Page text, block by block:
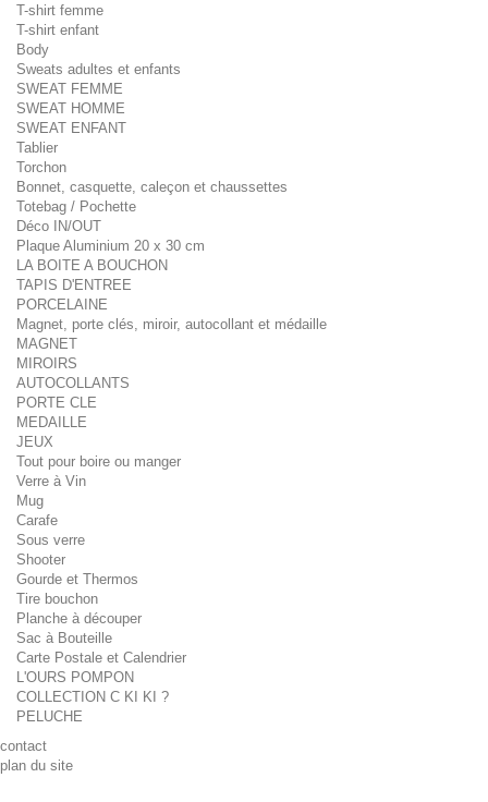
T-shirt femme
T-shirt enfant
Body
Sweats adultes et enfants
SWEAT FEMME
SWEAT HOMME
SWEAT ENFANT
Tablier
Torchon
Bonnet, casquette, caleçon et chaussettes
Totebag / Pochette
Déco IN/OUT
Plaque Aluminium 20 x 30 cm
LA BOITE A BOUCHON
TAPIS D'ENTREE
PORCELAINE
Magnet, porte clés, miroir, autocollant et médaille
MAGNET
MIROIRS
AUTOCOLLANTS
PORTE CLE
MEDAILLE
JEUX
Tout pour boire ou manger
Verre à Vin
Mug
Carafe
Sous verre
Shooter
Gourde et Thermos
Tire bouchon
Planche à découper
Sac à Bouteille
Carte Postale et Calendrier
L'OURS POMPON
COLLECTION C KI KI ?
PELUCHE
contact
plan du site